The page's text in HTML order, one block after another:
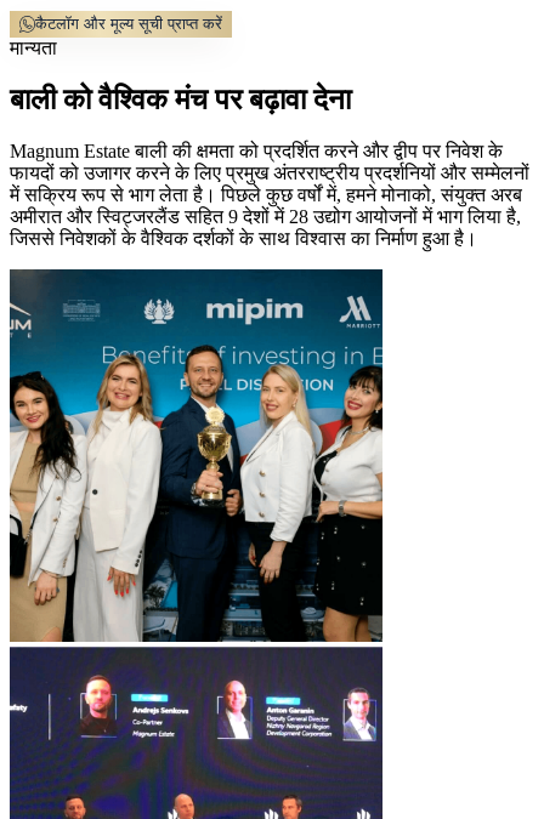
कैटलॉग और मूल्य सूची प्राप्त करें
मान्यता
बाली को वैश्विक मंच पर बढ़ावा देना
Magnum Estate बाली की क्षमता को प्रदर्शित करने और द्वीप पर निवेश के
फायदों को उजागर करने के लिए प्रमुख अंतरराष्ट्रीय प्रदर्शनियों और सम्मेलनों
में सक्रिय रूप से भाग लेता है। पिछले कुछ वर्षों में, हमने मोनाको, संयुक्त अरब
अमीरात और स्विट्जरलैंड सहित 9 देशों में 28 उद्योग आयोजनों में भाग लिया है,
जिससे निवेशकों के वैश्विक दर्शकों के साथ विश्वास का निर्माण हुआ है।